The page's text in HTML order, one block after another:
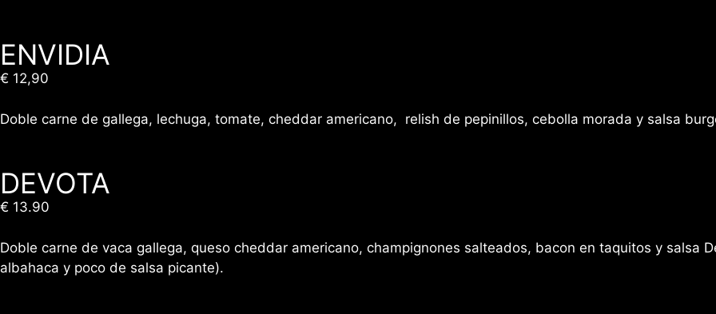
ENVIDIA
€ 12,90
Doble carne de gallega, lechuga, tomate, cheddar americano, relish de pepinillos, cebolla morada y salsa
DEVOTA
€ 13.90
Doble carne de vaca gallega, queso cheddar americano, champignones salteados, bacon en taquitos y salsa
albahaca y poco de salsa picante).